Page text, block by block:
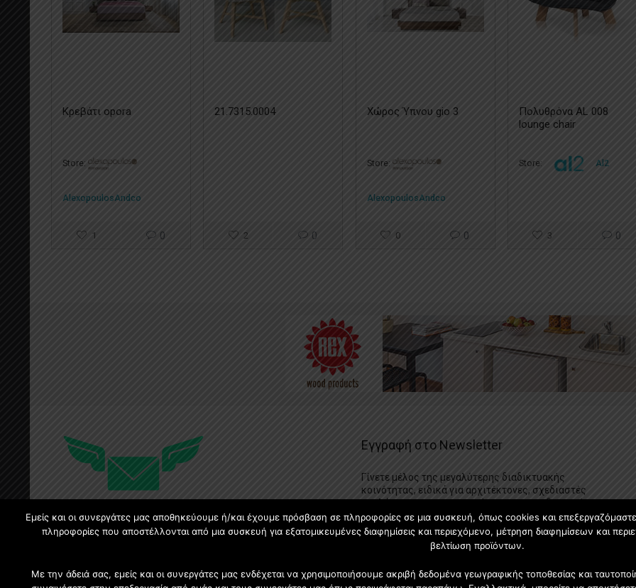
Κρεβάτι opora
Store:
AlexopoulosAndco
1 0
21.7315.0004
2 0
Χώρος Ύπνου gio 3
Store:
AlexopoulosAndco
0 0
Πολυθρόνα AL 008
lounge chair
Store: Al2
3 0
Εγγραφή στο Newsletter
Γίνετε μέλος της μεγαλύτερης διαδικτυακής
κοινότητας, ειδικά για αρχιτέκτονες, σχεδιαστές
και λάτρεις της κατασκευής και του σχεδιασμού
επίπλων.
Εμείς και οι συνεργάτες μας αποθηκεύουμε ή/και έχουμε πρόσβαση σε πληροφορίες σε μια συσκευή, όπως cookies και
πληροφορίες που αποστέλλονται από μια συσκευή για εξατομικευμένες διαφημίσεις και περιεχόμενο, μέτρηση διαφημίσεων και
βελτίωση προϊόντων.
Με την άδειά σας, εμείς και οι συνεργάτες μας ενδέχεται να χρησιμοποιήσουμε ακριβή δεδομένα γεωγραφικής τοποθεσίας και